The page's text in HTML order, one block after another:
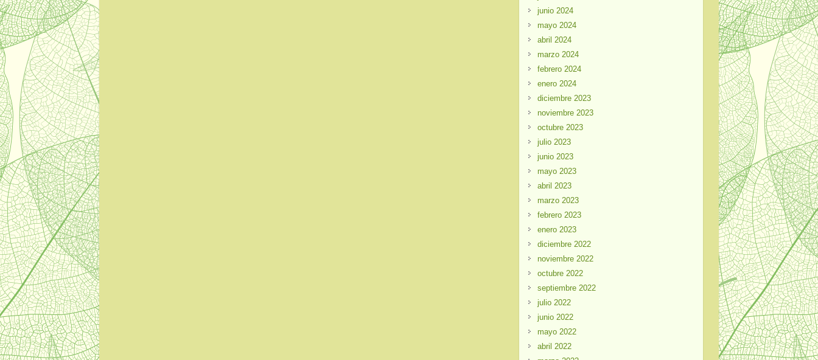
junio 2024
mayo 2024
abril 2024
marzo 2024
febrero 2024
enero 2024
diciembre 2023
noviembre 2023
octubre 2023
julio 2023
junio 2023
mayo 2023
abril 2023
marzo 2023
febrero 2023
enero 2023
diciembre 2022
noviembre 2022
octubre 2022
septiembre 2022
julio 2022
junio 2022
mayo 2022
abril 2022